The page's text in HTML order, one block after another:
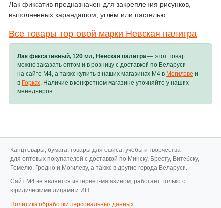
Лак фиксатив предназначен для закрепления рисунков,
выполненных карандашом, углём или пастелью.
Все товары торговой марки Невская палитра
Лак фиксативный, 120 мл, Невская палитра — этот товар
можно заказать оптом и в розницу с доставкой по Беларуси
на сайте M4, а также купить в наших магазинах M4 в Могилеве и
в Горках. Наличие в конкретном магазине уточняйте у наших
менеджеров.
Канцтовары, бумага, товары для офиса, учебы и творчества
для оптовых покупателей с доставкой по Минску, Бресту, Витебску,
Гомелю, Гродно и Могилеву, а также в другие города Беларуси.
Cайт M4 не является интернет-магазином, работает только с
юридическими лицами и ИП.
Политика обработки персональных данных